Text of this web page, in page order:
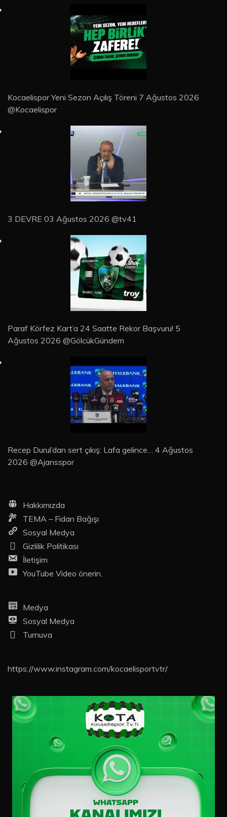
Kocaelispor Yeni Sezon Açılış Töreni 7 Ağustos 2026
@Kocaelispor
3 DEVRE 03 Ağustos 2026 @tv41
Paraf Körfez Kart’a 24 Saatte Rekor Başvuru! 5
Ağustos 2026 @GölcükGündem
Recep Durul’dan sert çıkış: Lafa gelince… 4 Ağustos
2026 @Ajansspor
Hakkımızda
TEMA – Fidan Bağışı
Sosyal Medya
Gizlilik Politikası
İletişim
YouTube Video önerin.
Medya
Sosyal Medya
Turnuva
https://www.instagram.com/kocaelisportvtr/